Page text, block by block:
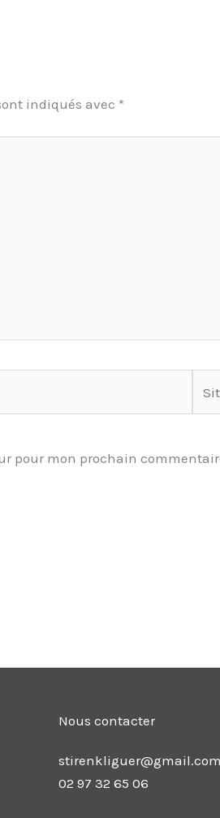
indiqués avec *
pour mon prochain
Nous contacter
stirenkliguer@gmail.com
02 97 32 65 06